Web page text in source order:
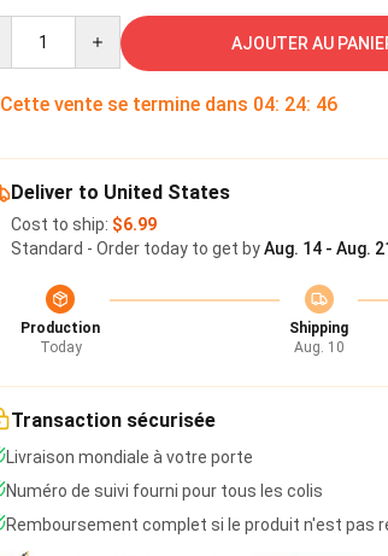
AJOUTER AU
Cette vente se termine dans 04: 24: 45
Deliver to United States
Cost to ship: $6.99
Standard - Order today to get byAug. 14 - Aug.
Production
Today
Shipping
Aug. 10
Transaction sécurisée
Livraison mondiale à votre porte
Numéro de suivi fourni pour tous les colis
Remboursement complet si le produit n'est pas